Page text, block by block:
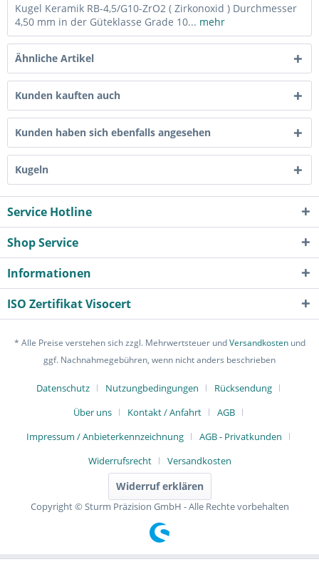
Kugel Keramik RB-4,5/G10-ZrO2 ( Zirkonoxid ) Durchmesser
4,50 mm in der Güteklasse Grade 10... mehr
Ähnliche Artikel
Kunden kauften auch
Kunden haben sich ebenfalls angesehen
Kugeln
Service Hotline
Shop Service
Informationen
ISO Zertifikat Visocert
* Alle Preise verstehen sich zzgl. Mehrwertsteuer undVersandkostenund
ggf. Nachnahmegebühren, wenn nicht anders beschrieben
Datenschutz Nutzungbedingungen
Rücksendung
Über uns
Kontakt / Anfahrt
AGB
Impressum / Anbieterkennzeichnung
AGB - Privatkunden
Widerrufsrecht
Versandkosten
Widerruf erklären
Copyright © Sturm Präzision GmbH - Alle Rechte vorbehalten